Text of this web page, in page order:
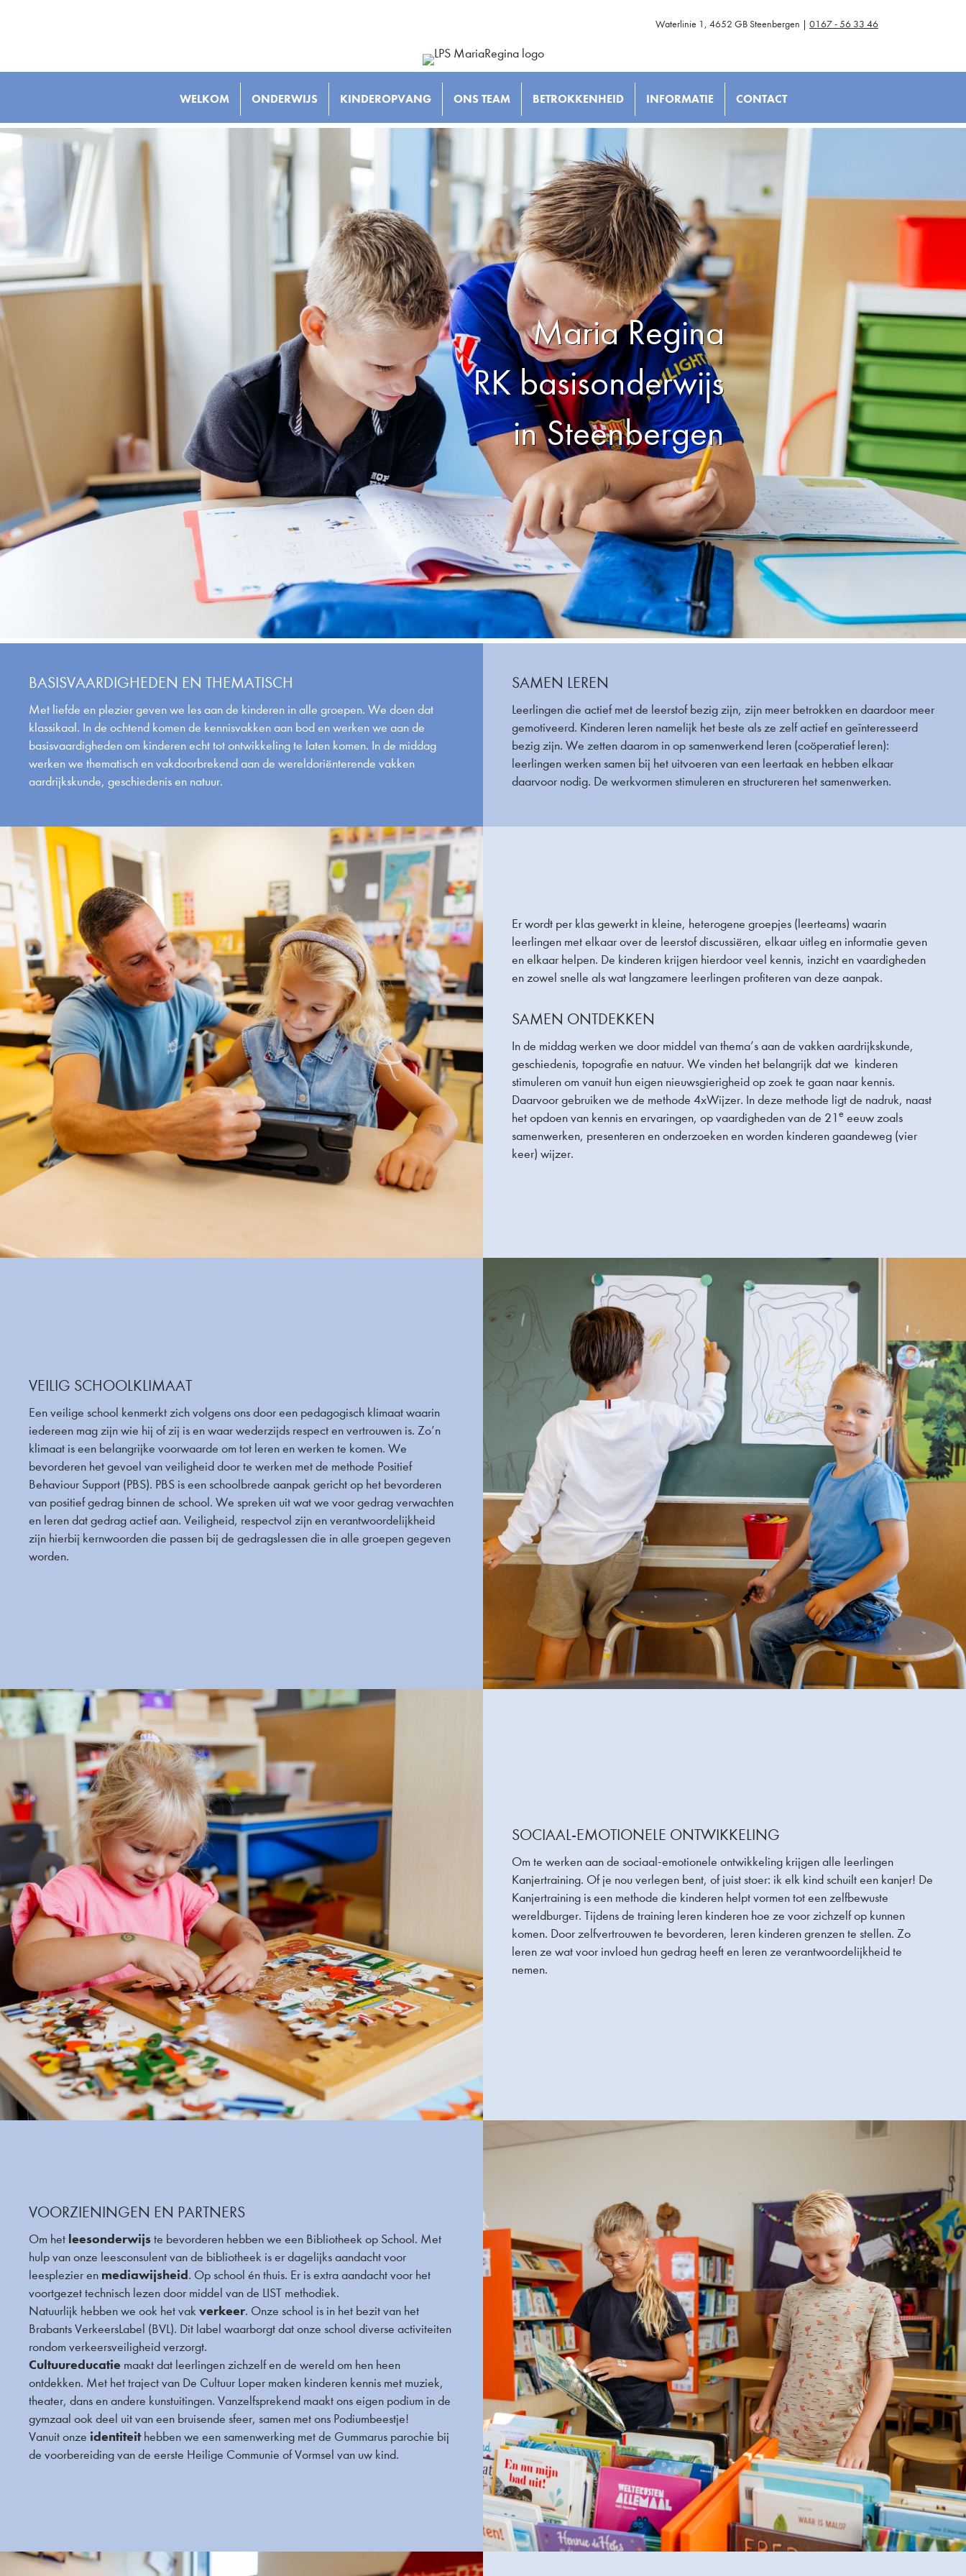
Waterlinie 1, 4652 GB Steenbergen | 0167 - 56 33 46
WELKOM ONDERWIJS KINDEROPVANG ONS TEAM BETROKKENHEID INFORMATIE CONTACT
Maria Regina
RK basisonderwijs
in Steenbergen
BASISVAARDIGHEDEN EN THEMATISCH
Met liefde en plezier geven we les aan de kinderen in alle groepen. We doen dat
klassikaal. In de ochtend komen de kennisvakken aan bod en werken we aan de
basisvaardigheden om kinderen echt tot ontwikkeling te laten komen. In de middag
werken we thematisch en vakdoorbrekend aan de wereldoriënterende vakken
aardrijkskunde, geschiedenis en natuur.
SAMEN LEREN
Leerlingen die actief met de leerstof bezig zijn, zijn meer betrokken en daardoor meer
gemotiveerd. Kinderen leren namelijk het beste als ze zelf actief en geïnteresseerd
bezig zijn. We zetten daarom in op samenwerkend leren (coöperatief leren):
leerlingen werken samen bij het uitvoeren van een leertaak en hebben elkaar
daarvoor nodig. De werkvormen stimuleren en structureren het samenwerken.
Er wordt per klas gewerkt in kleine, heterogene groepjes (leerteams) waarin
leerlingen met elkaar over de leerstof discussiëren, elkaar uitleg en informatie geven
en elkaar helpen. De kinderen krijgen hierdoor veel kennis, inzicht en vaardigheden
en zowel snelle als wat langzamere leerlingen profiteren van deze aanpak.
SAMEN ONTDEKKEN
In de middag werken we door middel van thema’s aan de vakken aardrijkskunde,
geschiedenis, topografie en natuur. We vinden het belangrijk dat we kinderen
stimuleren om vanuit hun eigen nieuwsgierigheid op zoek te gaan naar kennis.
Daarvoor gebruiken we de methode 4xWijzer. In deze methode ligt de nadruk, naast
het opdoen van kennis en ervaringen, op vaardigheden van de 21e eeuw zoals
samenwerken, presenteren en onderzoeken en worden kinderen gaandeweg (vier
keer) wijzer.
VEILIG SCHOOLKLIMAAT
Een veilige school kenmerkt zich volgens ons door een pedagogisch klimaat waarin
iedereen mag zijn wie hij of zij is en waar wederzijds respect en vertrouwen is. Zo’n
klimaat is een belangrijke voorwaarde om tot leren en werken te komen. We
bevorderen het gevoel van veiligheid door te werken met de methode Positief
Behaviour Support (PBS). PBS is een schoolbrede aanpak gericht op het bevorderen
van positief gedrag binnen de school. We spreken uit wat we voor gedrag verwachten
en leren dat gedrag actief aan. Veiligheid, respectvol zijn en verantwoordelijkheid
zijn hierbij kernwoorden die passen bij de gedragslessen die in alle groepen gegeven
worden.
SOCIAAL-EMOTIONELE ONTWIKKELING
Om te werken aan de sociaal-emotionele ontwikkeling krijgen alle leerlingen
Kanjertraining. Of je nou verlegen bent, of juist stoer: ik elk kind schuilt een kanjer! De
Kanjertraining is een methode die kinderen helpt vormen tot een zelfbewuste
wereldburger. Tijdens de training leren kinderen hoe ze voor zichzelf op kunnen
komen. Door zelfvertrouwen te bevorderen, leren kinderen grenzen te stellen. Zo
leren ze wat voor invloed hun gedrag heeft en leren ze verantwoordelijkheid te
nemen.
VOORZIENINGEN EN PARTNERS
Om het leesonderwijste bevorderen hebben we een Bibliotheek op School. Met
hulp van onze leesconsulent van de bibliotheek is er dagelijks aandacht voor
leesplezier en mediawijsheid. Op school én thuis. Er is extra aandacht voor het
voortgezet technisch lezen door middel van de LIST methodiek.
Natuurlijk hebben we ook het vakverkeer. Onze school is in het bezit van het
Brabants VerkeersLabel (BVL). Dit label waarborgt dat onze school diverse activiteiten
rondom verkeersveiligheid verzorgt.
Cultuureducatie maakt dat leerlingen zichzelf en de wereld om hen heen
ontdekken. Met het traject van De Cultuur Loper maken kinderen kennis met muziek,
theater, dans en andere kunstuitingen. Vanzelfsprekend maakt ons eigen podium in de
gymzaal ook deel uit van een bruisende sfeer, samen met ons Podiumbeestje!
Vanuit onze identiteithebben we een samenwerking met de Gummarus parochie bij
de voorbereiding van de eerste Heilige Communie of Vormsel van uw kind.